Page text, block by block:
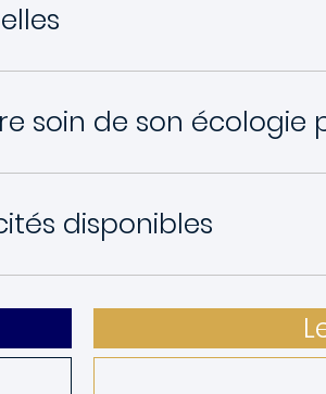
soin de son écologie
disponibles